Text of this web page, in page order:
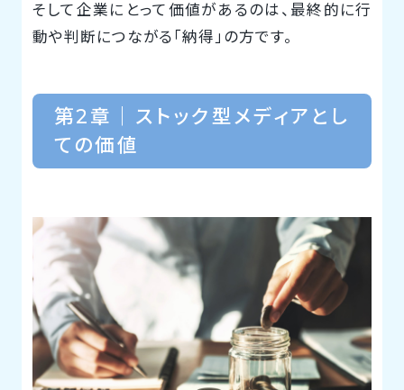
そして企業にとって価値があるのは、最終的に行
動や判断につながる「納得」の方です。
第2章｜ストック型メディアとし
ての価値